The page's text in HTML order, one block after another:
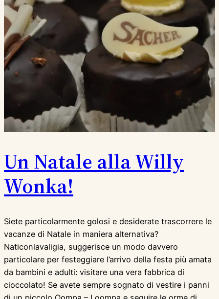
Un Natale alla Willy
Wonka!
Siete particolarmente golosi e desiderate trascorrere le
vacanze di Natale in maniera alternativa?
Naticonlavaligia, suggerisce un modo davvero
particolare per festeggiare l’arrivo della festa più amata
da bambini e adulti: visitare una vera fabbrica di
cioccolato! Se avete sempre sognato di vestire i panni